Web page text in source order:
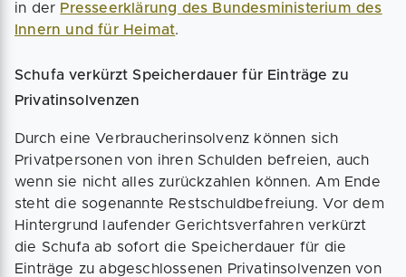
in der Presseerklärung des Bundesministerium des
Innern und für Heimat.
Schufa verkürzt Speicherdauer für Einträge zu
Privatinsolvenzen
Durch eine Verbraucherinsolvenz können sich
Privatpersonen von ihren Schulden befreien, auch
wenn sie nicht alles zurückzahlen können. Am Ende
steht die sogenannte Restschuldbefreiung. Vor dem
Hintergrund laufender Gerichtsverfahren verkürzt
die Schufa ab sofort die Speicherdauer für die
Einträge zu abgeschlossenen Privatinsolvenzen von